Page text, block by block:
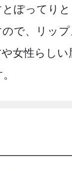
ぽってり
で、リッ
女性らし